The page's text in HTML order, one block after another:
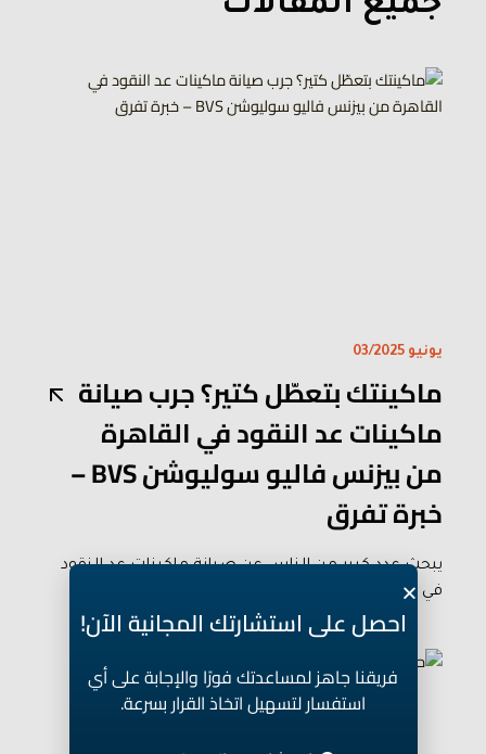
يونيو 03/2025
ماكينتك بتعطّل كتير؟ جرب صيانة
ماكينات عد النقود في القاهرة
من بيزنس فاليو سوليوشن BVS –
خبرة تفرق
يبحث عدد كبير من الناس عن صيانة ماكينات عد النقود
في القاهرة، لأنها العاصمة وهي...
احصل على استشارتك المجانية الآن!
فريقنا جاهز لمساعدتك فورًا والإجابة على أي
استفسار لتسهيل اتخاذ القرار بسرعة.